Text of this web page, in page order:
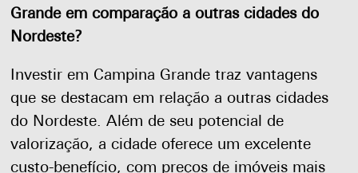
Grande em comparação a outras cidades do
Nordeste?
Investir em Campina Grande traz vantagens
que se destacam em relação a outras cidades
do Nordeste. Além de seu potencial de
valorização, a cidade oferece um excelente
custo-benefício, com preços de imóveis mais